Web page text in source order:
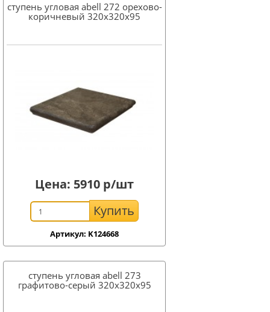
ступень угловая abell 272 орехово-
коричневый 320x320x95
Цена: 5910 р/шт
Купить
Артикул: K124668
ступень угловая abell 273
графитово-серый 320x320x95